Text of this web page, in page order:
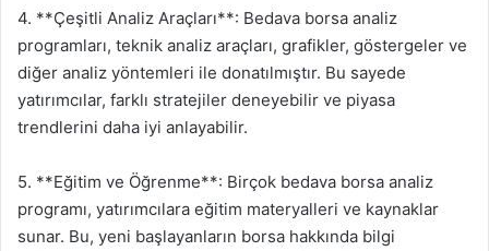
4. **Çeşitli Analiz Araçları**: Bedava borsa analiz
programları, teknik analiz araçları, grafikler, göstergeler ve
diğer analiz yöntemleri ile donatılmıştır. Bu sayede
yatırımcılar, farklı stratejiler deneyebilir ve piyasa
trendlerini daha iyi anlayabilir.
5. **Eğitim ve Öğrenme**: Birçok bedava borsa analiz
programı, yatırımcılara eğitim materyalleri ve kaynaklar
sunar. Bu, yeni başlayanların borsa hakkında bilgi